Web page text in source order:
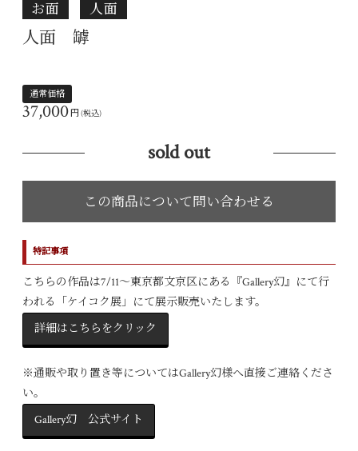
お面 人面
人面 罅
通常価格
37,000 円(税込)
sold out
特記事項
こちらの作品は7/11〜東京都文京区にある『Gallery幻』にて行
われる「ケイコク展」にて展示販売いたします。
詳細はこちらをクリック
※通販や取り置き等についてはGallery幻様へ直接ご連絡くださ
い。
Gallery幻 公式サイト